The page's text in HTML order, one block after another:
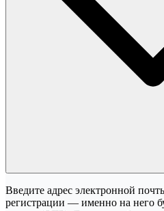
Введите адрес электронной
регистрации — именно на него